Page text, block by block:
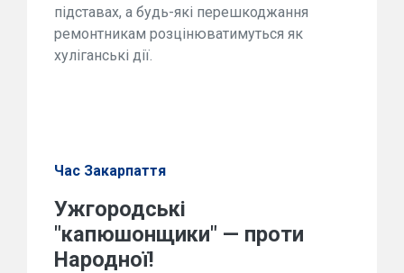
підставах, а будь-які перешкоджання
ремонтникам розцінюватимуться як
хуліганські дії.
Час Закарпаття
Ужгородські
"капюшонщики" — проти
Народної!